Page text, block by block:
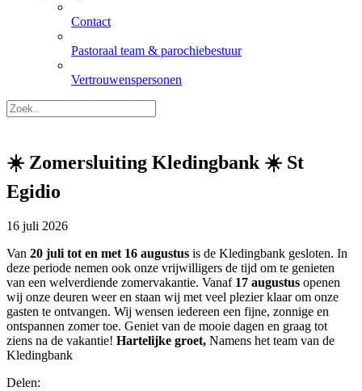
Contact
Pastoraal team & parochiebestuur
Vertrouwenspersonen
☀️ Zomersluiting Kledingbank ☀️ St
Egidio
16 juli 2026
Van 20 juli tot en met 16 augustus is de Kledingbank gesloten. In
deze periode nemen ook onze vrijwilligers de tijd om te genieten
van een welverdiende zomervakantie. Vanaf 17 augustus openen
wij onze deuren weer en staan wij met veel plezier klaar om onze
gasten te ontvangen. Wij wensen iedereen een fijne, zonnige en
ontspannen zomer toe. Geniet van de mooie dagen en graag tot
ziens na de vakantie! Hartelijke groet, Namens het team van de
Kledingbank
Delen: